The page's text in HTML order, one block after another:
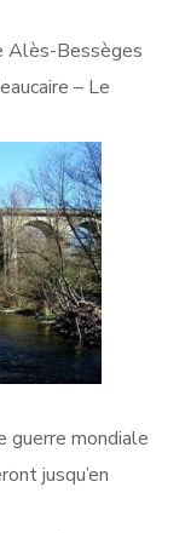
Alès-Bessèges
– Le
guerre mondiale
jusqu’en